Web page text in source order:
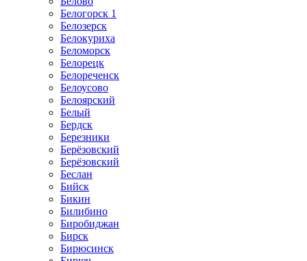
Белогорск 1
Белозерск
Белокуриха
Беломорск
Белорецк
Белореченск
Белоусово
Белоярский
Белый
Бердск
Березники
Берёзовский
Берёзовский
Беслан
Бийск
Бикин
Билибино
Биробиджан
Бирск
Бирюсинск